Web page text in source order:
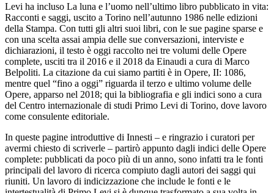
Levi ha incluso La luna e l’uomo nell’ultimo libro pubblicato in vita:
Racconti e saggi, uscito a Torino nell’autunno 1986 nelle edizioni
della Stampa. Con tutti gli altri suoi libri, con le sue pagine sparse e
con una scelta assai ampia delle sue conversazioni, interviste e
dichiarazioni, il testo è oggi raccolto nei tre volumi delle Opere
complete, usciti tra il 2016 e il 2018 da Einaudi a cura di Marco
Belpoliti. La citazione da cui siamo partiti è in Opere, II: 1086,
mentre quel “fino a oggi” riguarda il terzo e ultimo volume delle
Opere, apparso nel 2018; qui la bibliografia e gli indici sono a cura
del Centro internazionale di studi Primo Levi di Torino, dove lavoro
come consulente editoriale.
In queste pagine introduttive di Innesti – e ringrazio i curatori per
avermi chiesto di scriverle – partirò appunto dagli indici delle Opere
complete: pubblicati da poco più di un anno, sono infatti tra le fonti
principali del lavoro di ricerca compiuto dagli autori dei saggi qui
riuniti. Un lavoro di indicizzazione che include le fonti e le